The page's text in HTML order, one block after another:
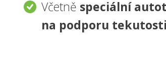
Včetně speciální
na podporu tekutosti